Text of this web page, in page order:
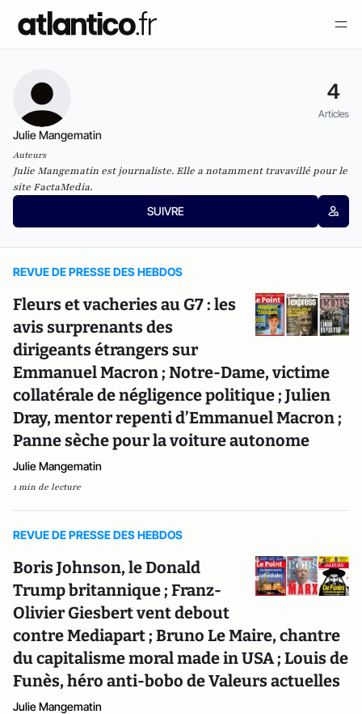
4
Articles
Julie Mangematin
Auteurs
Julie Mangematin est journaliste. Elle a notamment travavillé pour le
site FactaMedia.
SUIVRE
REVUE DE PRESSE DES HEBDOS
Fleurs et vacheries au G7 : les
avis surprenants des
dirigeants étrangers sur
Emmanuel Macron ; Notre-Dame, victime
collatérale de négligence politique ; Julien
Dray, mentor repenti d’Emmanuel Macron ;
Panne sèche pour la voiture autonome
Julie Mangematin
1 min de lecture
REVUE DE PRESSE DES HEBDOS
Boris Johnson, le Donald
Trump britannique ; Franz-
Olivier Giesbert vent debout
contre Mediapart ; Bruno Le Maire, chantre
du capitalisme moral made in USA ; Louis de
Funès, héro anti-bobo de Valeurs actuelles
Julie Mangematin